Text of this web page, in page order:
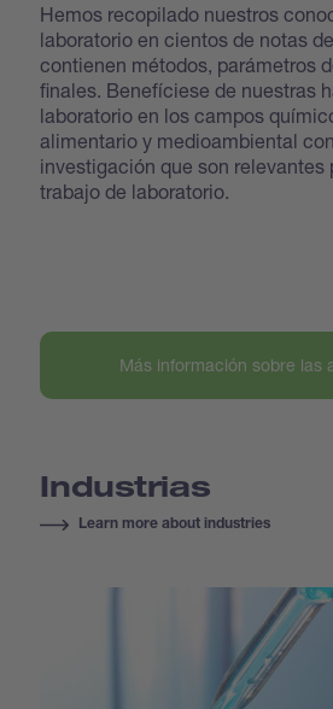
Hemos recopilado nuestros
laboratorio en cientos de notas
contienen métodos, parámetros
finales. Benefíciese de nuestras
laboratorio en los campos
alimentario y medioambiental
investigación que son relevantes
trabajo de laboratorio.
Más información sobre las
Industrias
Learn more about industries